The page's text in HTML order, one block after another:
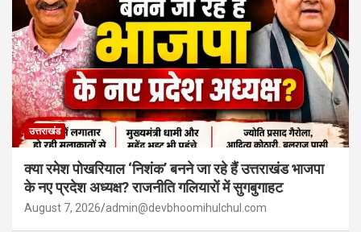
उत्तराखंड
क्या रमेश पोखरियाल ‘निशंक’ बनने जा रहे हैं उत्तराखंड भाजपा
के नए प्रदेश अध्यक्ष? राजनीति गलियारों में सुगबुगाहट
August 7, 2026 admin@devbhoomihulchul.com